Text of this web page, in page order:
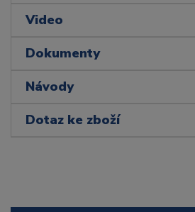
Video
Dokumenty
Návody
Dotaz ke zboží